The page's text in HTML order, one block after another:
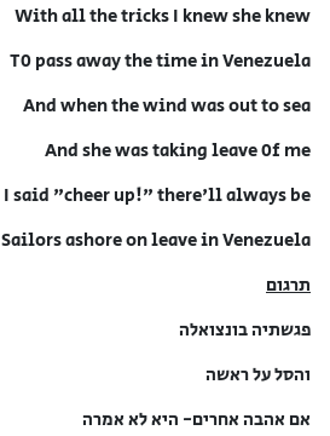
With all the tricks I knew she knew
T0 pass away the time in Venezuela
And when the wind was out to sea
And she was taking leave 0f me
I said "cheer up!" there'll always be
Sailors ashore on leave in Venezuela
תרגום
פגשתיה בונצואלה
והסל על ראשה
אם אהבה אחרים- היא לא אמרה